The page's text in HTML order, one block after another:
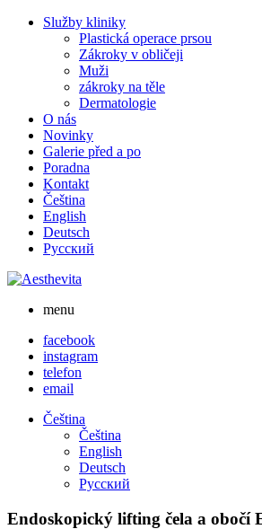
Skip
Služby kliniky
Plastická operace prsou
Zákroky v obličeji
Muži
zákroky na těle
Dermatologie
O nás
Novinky
Galerie před a po
Poradna
Kontakt
Čeština
English
Deutsch
Русский
menu
facebook
instagram
telefon
email
Čeština
Čeština
English
Deutsch
Русский
Endoskopický lifting čela a obočí